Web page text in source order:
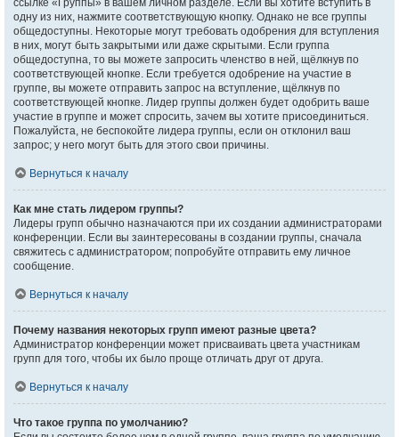
ссылке «Группы» в вашем личном разделе. Если вы хотите вступить в
одну из них, нажмите соответствующую кнопку. Однако не все группы
общедоступны. Некоторые могут требовать одобрения для вступления
в них, могут быть закрытыми или даже скрытыми. Если группа
общедоступна, то вы можете запросить членство в ней, щёлкнув по
соответствующей кнопке. Если требуется одобрение на участие в
группе, вы можете отправить запрос на вступление, щёлкнув по
соответствующей кнопке. Лидер группы должен будет одобрить ваше
участие в группе и может спросить, зачем вы хотите присоединиться.
Пожалуйста, не беспокойте лидера группы, если он отклонил ваш
запрос; у него могут быть для этого свои причины.
Вернуться к началу
Как мне стать лидером группы?
Лидеры групп обычно назначаются при их создании администраторами
конференции. Если вы заинтересованы в создании группы, сначала
свяжитесь с администратором; попробуйте отправить ему личное
сообщение.
Вернуться к началу
Почему названия некоторых групп имеют разные цвета?
Администратор конференции может присваивать цвета участникам
групп для того, чтобы их было проще отличать друг от друга.
Вернуться к началу
Что такое группа по умолчанию?